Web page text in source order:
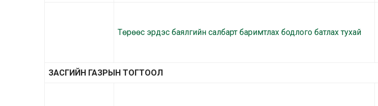
Төрөөс эрдэс баялгийн салбарт баримтлах бодлого батлах тухай
ЗАСГИЙН ГАЗРЫН ТОГТООЛ